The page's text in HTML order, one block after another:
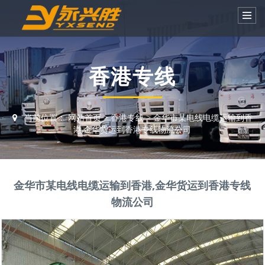
香港专线
当前位置：网站首页>香港专线>金华市某电线电缆运输到香
港,金华货运到香港专线物流公司
金华市某电线电缆运输到香港,金华货运到香港专线
物流公司